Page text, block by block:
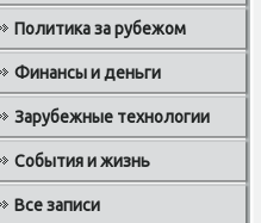
Политика за рубежом
Финансы и деньги
Зарубежные технологии
События и жизнь
Все записи